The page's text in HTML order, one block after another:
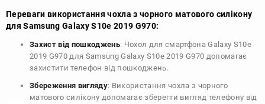
Переваги використання чохла з чорного матового силікону
для Samsung Galaxy S10e 2019 G970:
Захист від пошкоджень: Чохол для смартфона Galaxy S10e
2019 G970 для Samsung Galaxy S10e 2019 G970 допомагає
захистити телефон від пошкоджень.
Збереження вигляду: Використання чохла з чорного
матового силікону допомагає зберегти вигляд телефону від